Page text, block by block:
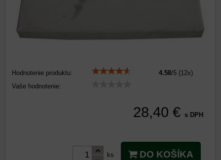
Hodnotenie produktu: 4.58/5 (12x)
Vaše hodnotenie:
28,40 € s DPH
ks DO KOŠÍKA